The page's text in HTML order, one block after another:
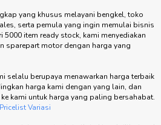
yang khusus melayani bengkel, toko
serta pemula yang ingin memulai bisnis
item ready stock, kami menyediakan
sparepart motor dengan harga yang
selalu berupaya menawarkan harga terbaik
harga kami dengan yang lain, dan
kami untuk harga yang paling bersahabat.
Variasi